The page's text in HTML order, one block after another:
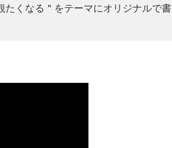
たくなる＂をテーマにオリジナルで書